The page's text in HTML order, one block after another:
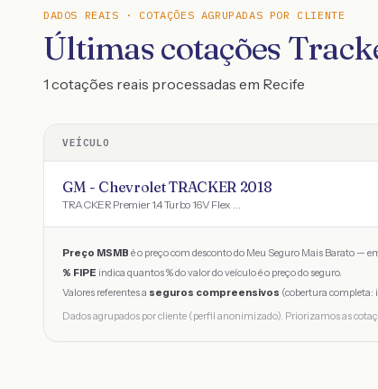
DADOS REAIS · COTAÇÕES AGRUPADAS POR CLIENTE
Últimas cotações
1 cotações reais processadas em Recife
VEÍCULO
GM - Chevrolet TRACKER 2018
TRACKER Premier 1.4 Turbo 16V Flex Aut
Preço MSMB é o preço com desconto do Meu Seguro Mais Barato —
% FIPE indica quantos % do valor do veículo é o preço do seguro.
Valores referentes a seguros compreensivos (cobertura completa:
Dados agrupados por cliente (perfil anonimizado). Priorizamos as